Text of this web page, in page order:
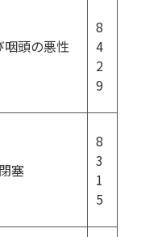
頭の悪性
8
4
2
9
塞
8
3
1
5